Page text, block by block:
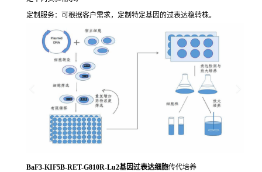
定制服务：可根据客户需求，定制特定基因的过表达稳转株。
BaF3-KIF5B-RET-G810R-Lu2基因过表达细胞传代培养